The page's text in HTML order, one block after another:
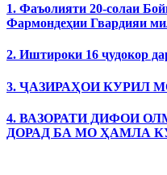
1. Фаъолияти 20-солаи
Фармондеҳии Гвардияи
2. Иштироки 16 ҷудокор
3. ҶАЗИРАҲОИ КУРИЛ
4. ВАЗОРАТИ ДИФОИ
ДОРАД БА МО ҲАМЛА